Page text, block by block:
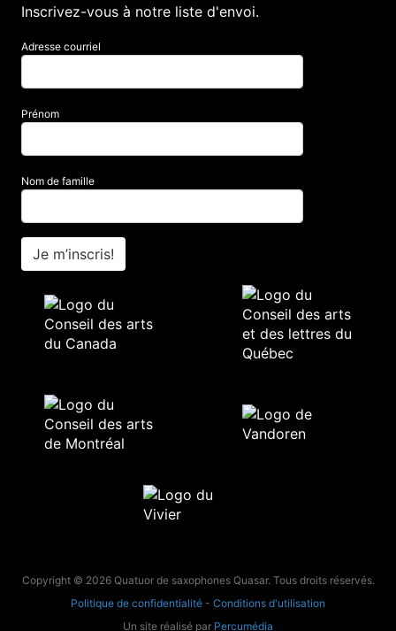
Inscrivez-vous à notre liste d'envoi.
Adresse courriel
Prénom
Nom de famille
Je m’inscris!
Copyright © 2026 Quatuor de saxophones Quasar. Tous droits réservés.
Politique de confidentialité - Conditions d'utilisation
Un site réalisé par Percumédia